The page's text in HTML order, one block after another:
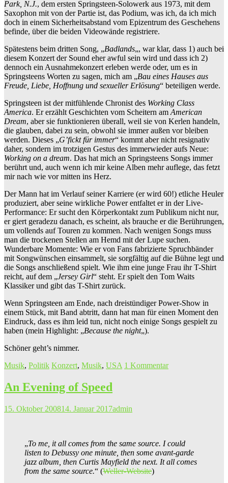
Park, N.J., dem ersten Springsteen-Solowerk aus 1973, mit dem
Saxophon mit von der Partie ist, das Podium, was ich, da ich mich
doch in einem Sicherheitsabstand vom Epizentrum des Geschehens
befinde, über die beiden Videowände registriere.
Spätestens beim dritten Song, „Badlands„, war klar, dass 1) auch bei
diesem Konzert der Sound eher awful sein wird und dass ich 2)
dennoch ein Ausnahmekonzert erleben werde oder, um es in
Springsteens Worten zu sagen, mich am „Bau eines Hauses aus
Freude, Liebe, Hoffnung und sexueller Erlösung“ beteiligen werde.
Springsteen ist der mitfühlende Chronist des Working Class
America. Er erzählt Geschichten vom Scheitern am American
Dream, aber sie funktionieren überall, weil sie von Kerlen handeln,
die glauben, dabei zu sein, obwohl sie immer außen vor bleiben
werden. Dieses „G’fickt für immer“ kommt aber nicht resignativ
daher, sondern im trotzigen Gestus des immerwieder aufs Neue:
Working on a dream. Das hat mich an Springsteens Songs immer
berührt und, auch wenn ich mir keine Alben mehr auflege, das fetzt
mir nach wie vor mitten ins Herz.
Der Mann hat im Verlauf seiner Karriere (er wird 60!) etliche Heuler
produziert, aber seine wirkliche Power entfaltet er in der Live-
Performance: Er sucht den Körperkontakt zum Publikum nicht nur,
er giert geradezu danach, es scheint, als brauche er die Berührungen,
um vollends auf Touren zu kommen. Nach wenigen Songs muss
man die trockenen Stellen am Hemd mit der Lupe suchen.
Wunderbare Momente: Wie er von Fans fabrizierte Spruchbänder
mit Songwünschen einsammelt, sie sorgfältig auf die Bühne legt und
die Songs anschließend spielt. Wie ihm eine junge Frau ihr T-Shirt
reicht, auf dem „Jersey Girl“ steht. Er spielt den Tom Waits
Klassiker und gibt das T-Shirt zurück.
Wenn Springsteen am Ende, nach dreistündiger Power-Show in
einem Stück, mit Band abtritt, dann hat man für einen Moment den
Eindruck, dass es ihm leid tun, nicht noch einige Songs gespielt zu
haben (mein Highlight: „Because the night„).
Schöner geht’s nimmer.
Musik, Politik Konzert, Musik, USA 1 Kommentar
An Evening of Speed
15. Oktober 200814. Januar 2017admin
„To me, it all comes from the same source. I could
listen to Debussy one minute, then some avant-garde
jazz album, then Curtis Mayfield the next. It all comes
from the same source.“ (Weller-Website)